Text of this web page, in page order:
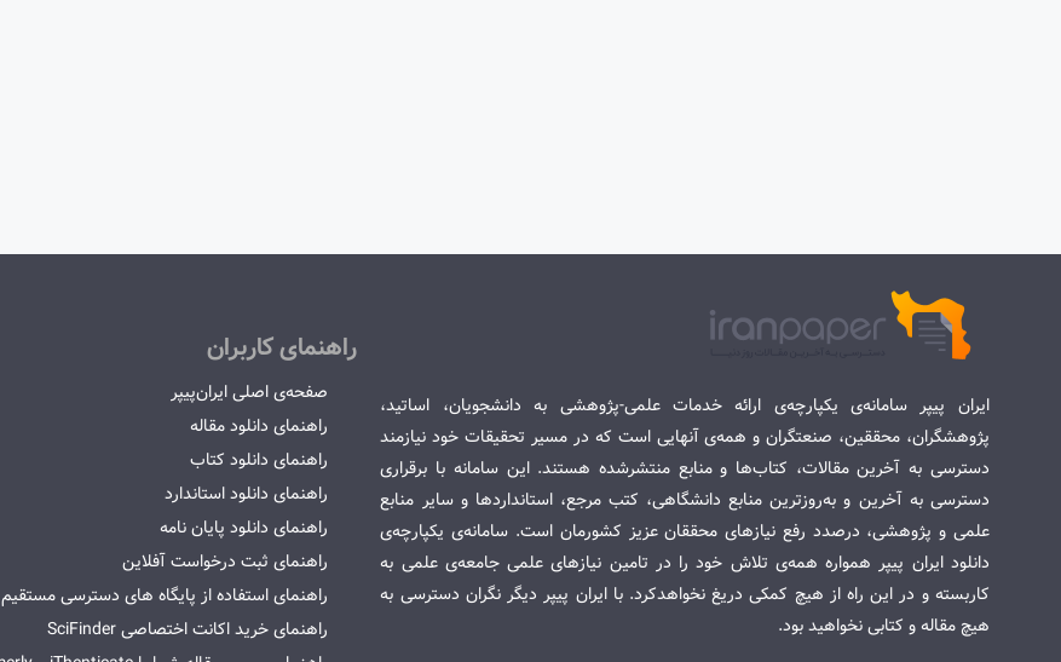
ایران پیپر سامانه‌ی یکپارچه‌ی ارائه خدمات علمی-پژوهشی به دانشجویان، اساتید،
پژوهشگران، محققین، صنعتگران و همه‌ی آنهایی است که در مسیر تحقیقات خود نیازمند
دسترسی به آخرین مقالات، کتاب‌ها و منابع منتشرشده هستند. این سامانه با برقراری
دسترسی به آخرین و به‌روزترین منابع دانشگاهی، کتب مرجع، استانداردها و سایر منابع
علمی و پژوهشی، درصدد رفع نیازهای محققان عزیز کشورمان است. سامانه‌ی یکپارچه‌ی
دانلود ایران پیپر همواره همه‌ی تلاش خود را در تامین نیازهای علمی جامعه‌ی علمی به
کاربسته و در این راه از هیچ کمکی دریغ نخواهدکرد. با ایران پیپر دیگر نگران دسترسی به
هیچ مقاله و کتابی نخواهید بود.
راهنمای کاربران
صفحه‌ی اصلی ایران‌پیپر
راهنمای دانلود مقاله
راهنمای دانلود کتاب
راهنمای دانلود استاندارد
راهنمای دانلود پایان نامه
راهنمای ثبت درخواست آفلاین
راهنمای استفاده از پایگاه های دسترسی مستقیم
راهنمای خرید اکانت اختصاصی SciFinder